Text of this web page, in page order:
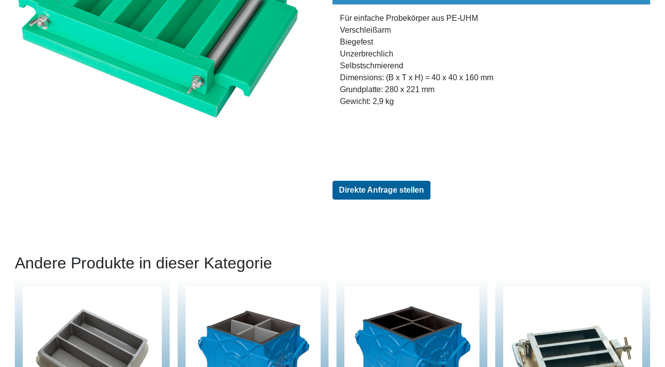
Für einfache Probekörper aus PE-UHM
Verschleißarm
Biegefest
Unzerbrechlich
Selbstschmierend
Dimensions: (B x T x H) = 40 x 40 x 160 mm
Grundplatte: 280 x 221 mm
Gewicht: 2,9 kg
Direkte Anfrage stellen
Andere Produkte in dieser Kategorie